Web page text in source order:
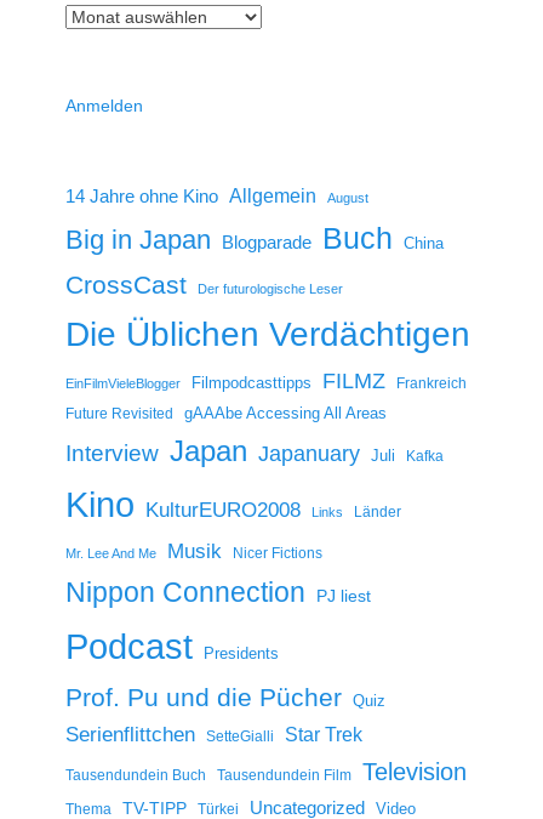
Anmelden
14 Jahre ohne Kino Allgemein August
Big in Japan Blogparade Buch China
CrossCast Der futurologische Leser
Die Üblichen Verdächtigen
EinFilmVieleBlogger Filmpodcasttipps FILMZ
Frankreich
Future Revisited
gAAAbe Accessing All Areas
Interview Japan Japanuary Juli Kafka
Kino KulturEURO2008 Links Länder
Mr. Lee And Me Musik Nicer Fictions
Nippon Connection PJ liest
Podcast Presidents
Prof. Pu und die Pücher Quiz
Serienflittchen SetteGialli Star Trek
Tausendundein Buch Tausendundein Film Television
Thema TV-TIPP Türkei Uncategorized Video